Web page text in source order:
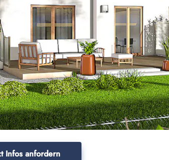
Infos anfordern